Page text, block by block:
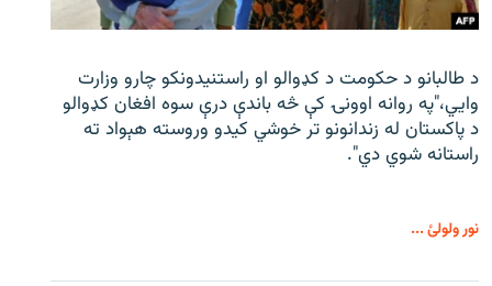
د طالبانو د حکومت د کډوالو او راستنیدونکو چارو وزارت
وايي،"په روانه اوونۍ کې څه باندې درې سوه افغان کډوالو
د پاکستان له زندانونو تر خوشي کیدو وروسته هېواد ته
راستانه شوي دي".
نور ولولئ ...